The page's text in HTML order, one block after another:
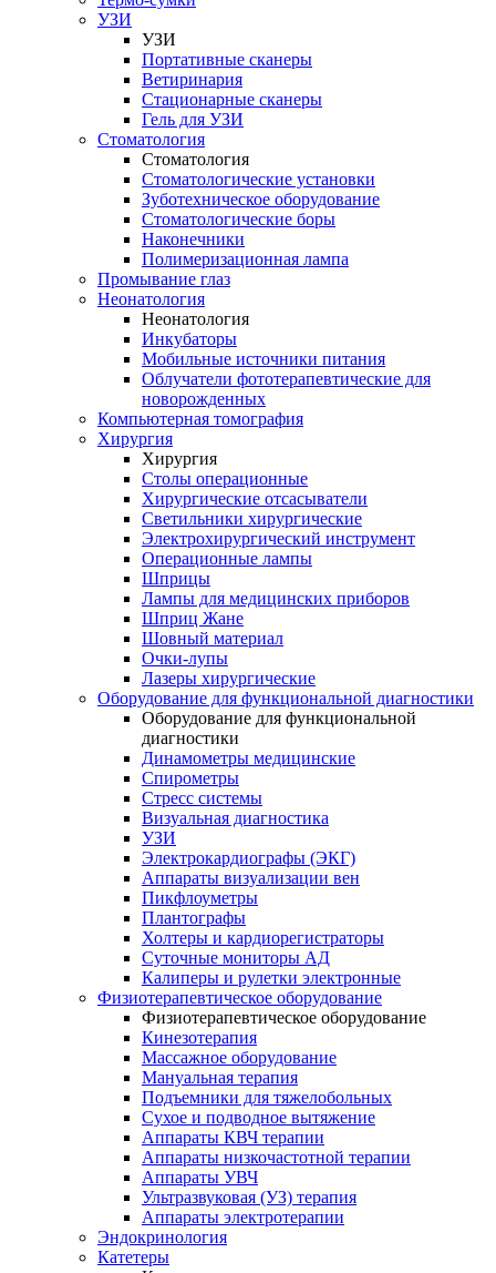
УЗИ
УЗИ
Портативные сканеры
Ветиринария
Стационарные сканеры
Гель для УЗИ
Стоматология
Стоматология
Стоматологические установки
Зуботехническое оборудование
Стоматологические боры
Наконечники
Полимеризационная лампа
Промывание глаз
Неонатология
Неонатология
Инкубаторы
Мобильные источники питания
Облучатели фототерапевтические для
новорожденных
Компьютерная томография
Хирургия
Хирургия
Столы операционные
Хирургические отсасыватели
Светильники хирургические
Электрохирургический инструмент
Операционные лампы
Шприцы
Лампы для медицинских приборов
Шприц Жане
Шовный материал
Очки-лупы
Лазеры хирургические
Оборудование для функциональной диагностики
Оборудование для функциональной
диагностики
Динамометры медицинские
Спирометры
Стресс системы
Визуальная диагностика
УЗИ
Электрокардиографы (ЭКГ)
Аппараты визуализации вен
Пикфлоуметры
Плантографы
Холтеры и кардиорегистраторы
Суточные мониторы АД
Калиперы и рулетки электронные
Физиотерапевтическое оборудование
Физиотерапевтическое оборудование
Кинезотерапия
Массажное оборудование
Мануальная терапия
Подъемники для тяжелобольных
Сухое и подводное вытяжение
Аппараты КВЧ терапии
Аппараты низкочастотной терапии
Аппараты УВЧ
Ультразвуковая (УЗ) терапия
Аппараты электротерапии
Эндокринология
Катетеры